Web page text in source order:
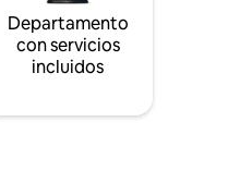
Departamento
con servicios
incluidos